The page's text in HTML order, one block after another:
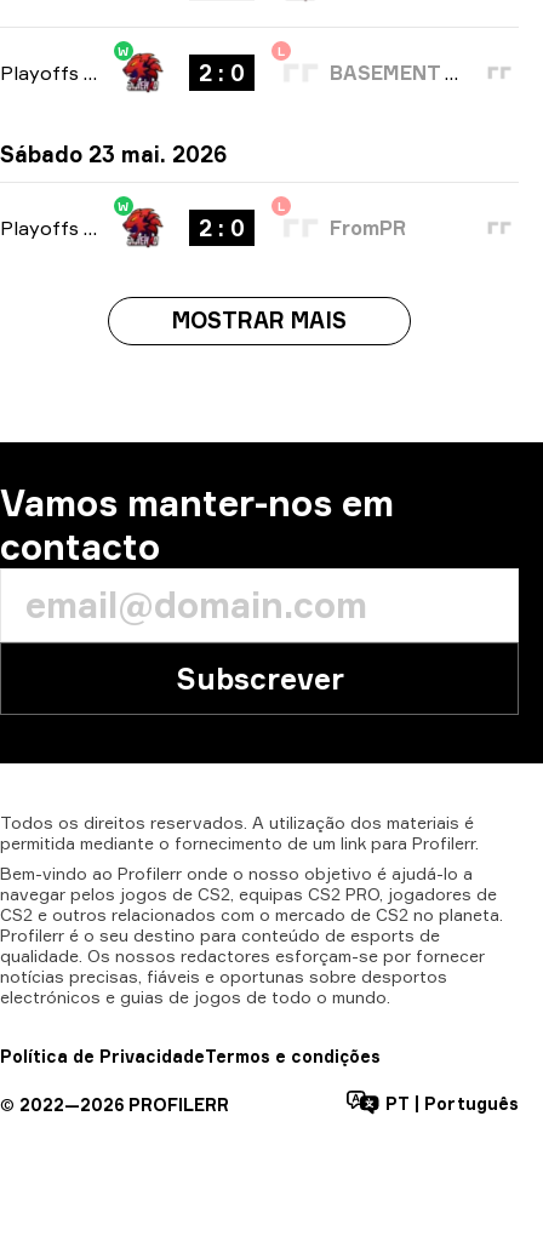
Playoffs bo3
W
2 : 0
L
BASEMENT BOYS
Sábado 23 mai. 2026
Playoffs bo3
W
2 : 0
L
FromPR
MOSTRAR MAIS
Vamos manter-nos em
contacto
Subscrever
Todos os direitos reservados. A utilização dos materiais é
permitida mediante o fornecimento de um link para Profilerr.
Bem-vindo ao Profilerr onde o nosso objetivo é ajudá-lo a
navegar pelos jogos de CS2, equipas CS2 PRO, jogadores de
CS2 e outros relacionados com o mercado de CS2 no planeta.
Profilerr é o seu destino para conteúdo de esports de
qualidade. Os nossos redactores esforçam-se por fornecer
notícias precisas, fiáveis e oportunas sobre desportos
electrónicos e guias de jogos de todo o mundo.
Política de PrivacidadeTermos e condições
© 2022—2026 PROFILERR PT Português